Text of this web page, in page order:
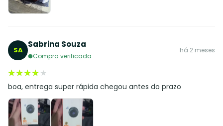
SA
Sabrina Souza
Compra verificada
há 2 meses
★★★★★
★★★★★
boa, entrega super rápida chegou antes do prazo